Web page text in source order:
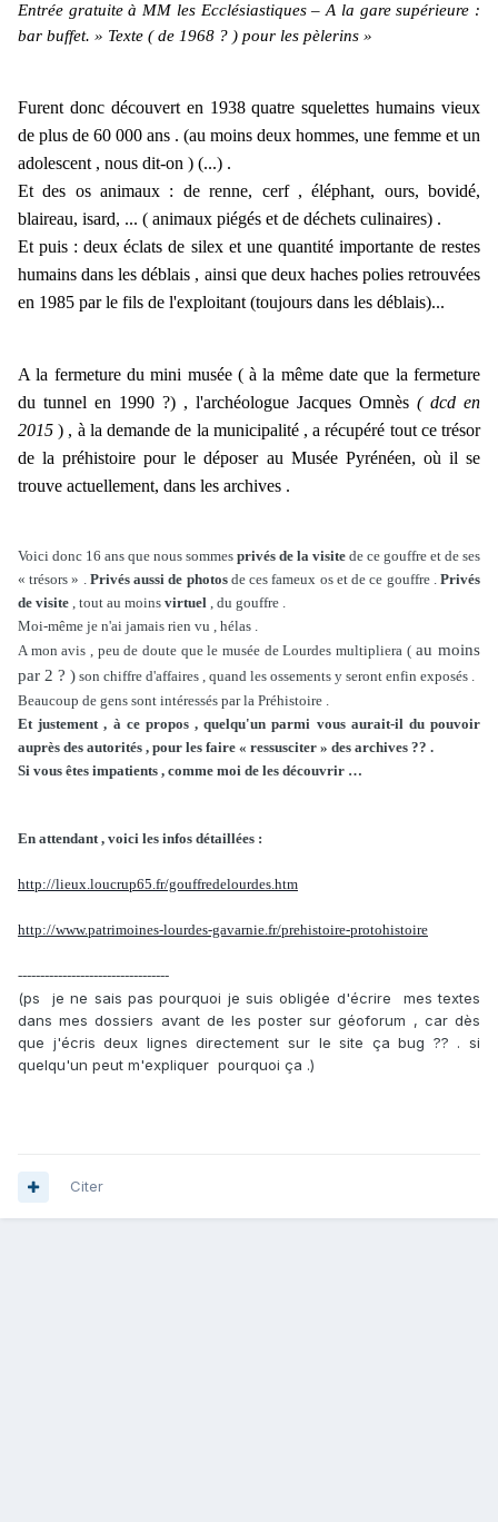
Entrée gratuite à MM les Ecclésiastiques – A la gare supérieure :
bar buffet. » Texte ( de 1968 ? ) pour les pèlerins »
Furent donc découvert en 1938 quatre squelettes humains vieux
de plus de 60 000 ans . (au moins deux hommes, une femme et un
adolescent , nous dit-on ) (...) .
Et des os animaux : de renne, cerf , éléphant, ours, bovidé,
blaireau, isard, ... ( animaux piégés et de déchets culinaires) .
Et puis : deux éclats de silex et une quantité importante de restes
humains dans les déblais , ainsi que deux haches polies retrouvées
en 1985 par le fils de l'exploitant (toujours dans les déblais)...
A la fermeture du mini musée ( à la même date que la fermeture
du tunnel en 1990 ?) , l'archéologue Jacques Omnès ( dcd en
2015) , à la demande de la municipalité , a récupéré tout ce trésor
de la préhistoire pour le déposer au Musée Pyrénéen, où il se
trouve actuellement, dans les archives .
Voici donc 16 ans que nous sommes privés de la visite de ce gouffre et de ses
« trésors » . Privés aussi de photos de ces fameux os et de ce gouffre .Privés
de visite , tout au moins virtuel , du gouffre .
Moi-même je n'ai jamais rien vu , hélas .
A mon avis , peu de doute que le musée de Lourdes multipliera (au moins
par 2 ? ) son chiffre d'affaires , quand les ossements y seront enfin exposés .
Beaucoup de gens sont intéressés par la Préhistoire .
Et justement , à ce propos , quelqu'un parmi vous aurait-il du pouvoir
auprès des autorités , pour les faire « ressusciter » des archives ?? .
Si vous êtes impatients , comme moi de les découvrir …
En attendant , voici les infos détaillées :
http://lieux.loucrup65.fr/gouffredelourdes.htm
http://www.patrimoines-lourdes-gavarnie.fr/prehistoire-protohistoire
----------------------------------
(ps je ne sais pas pourquoi je suis obligée d'écrire mes textes
dans mes dossiers avant de les poster sur géoforum , car dès
que j'écris deux lignes directement sur le site ça bug ?? . si
quelqu'un peut m'expliquer pourquoi ça .)
Citer